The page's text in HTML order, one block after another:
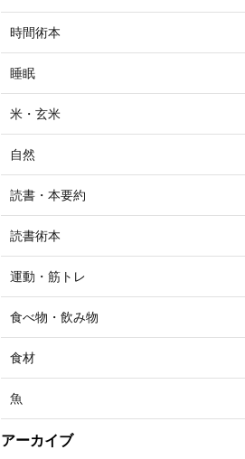
時間術本
睡眠
米・玄米
自然
読書・本要約
読書術本
運動・筋トレ
食べ物・飲み物
食材
魚
アーカイブ